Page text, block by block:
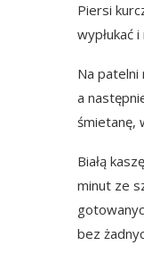
Piersi
wypłukać
Na patelni
a
śmietanę,
Białą
minut ze
bez